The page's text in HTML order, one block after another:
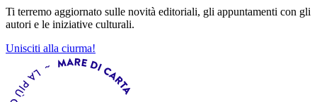
Ti terremo aggiornato sulle novità editoriali, gli appuntamenti con gli
autori e le iniziative culturali.
Unisciti alla ciurma!